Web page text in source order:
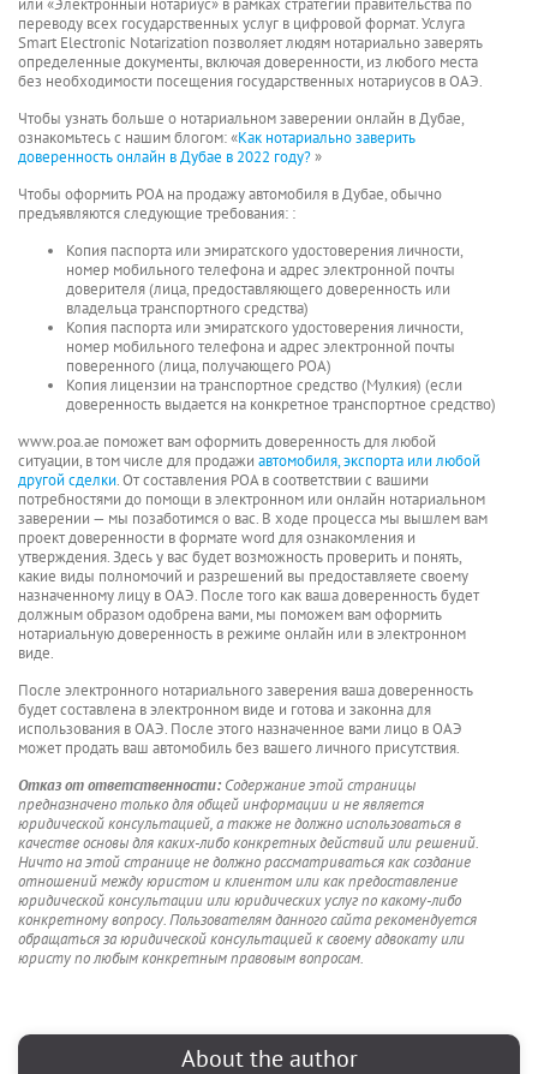
или «Электронный нотариус» в рамках стратегии правительства по
переводу всех государственных услуг в цифровой формат. Услуга
Smart Electronic Notarization позволяет людям нотариально заверять
определенные документы, включая доверенности, из любого места
без необходимости посещения государственных нотариусов в ОАЭ.
Чтобы узнать больше о нотариальном заверении онлайн в Дубае,
ознакомьтесь с нашим блогом: «Как нотариально заверить
доверенность онлайн в Дубае в 2022 году?»
Чтобы оформить POA на продажу автомобиля в Дубае, обычно
предъявляются следующие требования: :
Копия паспорта или эмиратского удостоверения личности,
номер мобильного телефона и адрес электронной почты
доверителя (лица, предоставляющего доверенность или
владельца транспортного средства)
Копия паспорта или эмиратского удостоверения личности,
номер мобильного телефона и адрес электронной почты
поверенного (лица, получающего POA)
Копия лицензии на транспортное средство (Мулкия) (если
доверенность выдается на конкретное транспортное средство)
www.poa.ae поможет вам оформить доверенность для любой
ситуации, в том числе для продажи автомобиля, экспорта или любой
другой сделки. От составления POA в соответствии с вашими
потребностями до помощи в электронном или онлайн нотариальном
заверении — мы позаботимся о вас. В ходе процесса мы вышлем вам
проект доверенности в формате word для ознакомления и
утверждения. Здесь у вас будет возможность проверить и понять,
какие виды полномочий и разрешений вы предоставляете своему
назначенному лицу в ОАЭ. После того как ваша доверенность будет
должным образом одобрена вами, мы поможем вам оформить
нотариальную доверенность в режиме онлайн или в электронном
виде.
После электронного нотариального заверения ваша доверенность
будет составлена в электронном виде и готова и законна для
использования в ОАЭ. После этого назначенное вами лицо в ОАЭ
может продать ваш автомобиль без вашего личного присутствия.
Отказ от ответственности: Содержание этой страницы
предназначено только для общей информации и не является
юридической консультацией, а также не должно использоваться в
качестве основы для каких-либо конкретных действий или решений.
Ничто на этой странице не должно рассматриваться как создание
отношений между юристом и клиентом или как предоставление
юридической консультации или юридических услуг по какому-либо
конкретному вопросу. Пользователям данного сайта рекомендуется
обращаться за юридической консультацией к своему адвокату или
юристу по любым конкретным правовым вопросам.
About the author